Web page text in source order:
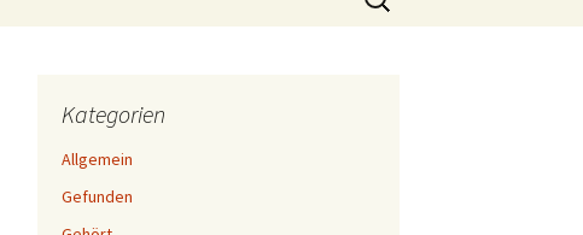
nach:
Kategorien
Allgemein
Gefunden